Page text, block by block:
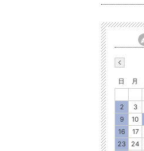
日 月
2
3
9
10
16
17
23
24